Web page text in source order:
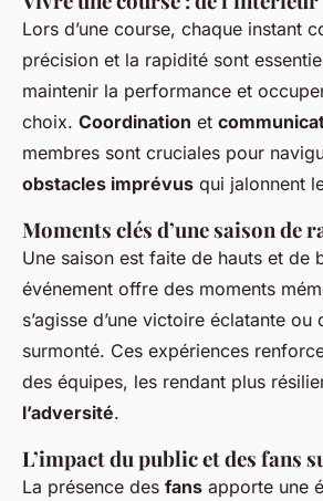
Lors d’une course, chaque instant
précision et la rapidité sont
maintenir la performance et
choix. Coordination et
membres sont cruciales pour
obstacles imprévus qui jalonnent
Moments clés d’une saison de
Une saison est faite de hauts et de
événement offre des moments
s’agisse d’une victoire éclatante ou
surmonté. Ces expériences
des équipes, les rendant plus
l’adversité.
L’impact du public et des fans
La présence des fans apporte une